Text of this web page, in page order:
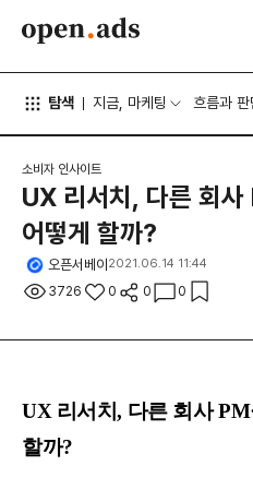
탐색 지금, 마케팅 흐름과 판
소비자 인사이트
UX 리서치, 다른 회사
어떻게 할까?
오픈서베이 2021.06.14 11:44
3726 0 0 0
UX 리서치, 다른 회사
할까?